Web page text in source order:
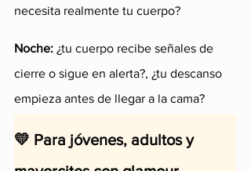
necesita realmente tu cuerpo?
Noche: ¿tu cuerpo recibe señales de
cierre o sigue en alerta?, ¿tu descanso
empieza antes de llegar a la cama?
💛 Para jóvenes, adultos y